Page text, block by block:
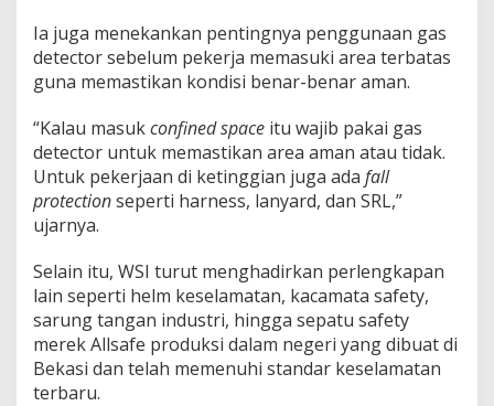
Ia juga menekankan pentingnya penggunaan gas
detector sebelum pekerja memasuki area terbatas
guna memastikan kondisi benar-benar aman.
“Kalau masukconfined space itu wajib pakai gas
detector untuk memastikan area aman atau tidak.
Untuk pekerjaan di ketinggian juga ada fall
protectionseperti harness, lanyard, dan SRL,”
ujarnya.
Selain itu, WSI turut menghadirkan perlengkapan
lain seperti helm keselamatan, kacamata safety,
sarung tangan industri, hingga sepatu safety
merek Allsafe produksi dalam negeri yang dibuat di
Bekasi dan telah memenuhi standar keselamatan
terbaru.